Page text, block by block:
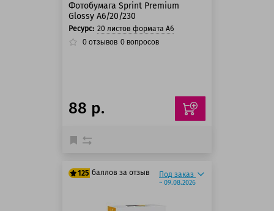
Фотобумага Sprint Premium
Glossy A6/20/230
Ресурс: 20 листов формата А6
0 отзывов 0 вопросов
88 р.
125 баллов за отзыв
125 баллов
Под заказ
~ 09.08.2026